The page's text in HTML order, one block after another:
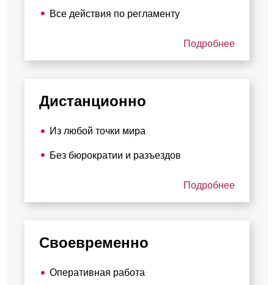
Все действия по регламенту
Подробнее
Дистанционно
Из любой точки мира
Без бюрократии и разъездов
Подробнее
Своевременно
Оперативная работа